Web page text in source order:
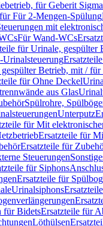
für Geberit
Für 2-Mengen-Spülung
mit
Für Wand-WCs
für Urinale, gespülter
Betrieb, mit / für
für Ohne Deckel
aus Glas
Spülrohre,
Unterputz
für Mit
Ersatzteile für
Ersatzteile für
Steuerungen
für Siphons
Ersatzteile für
Urinalsiphons
für BidetsErsatzteile für
Löthülsen